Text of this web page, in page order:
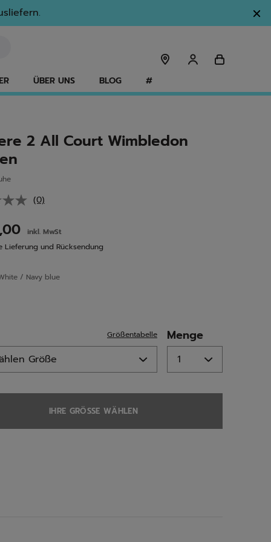
ÜBER UNS BLOG #
2 All Court Wimbledon
Kein
auf
derselben
Seite.
(0)
inkl. MwSt
Lieferung und Rücksendung
/ Navy blue
Größentabelle Menge
IHRE GRÖSSE WÄHLEN